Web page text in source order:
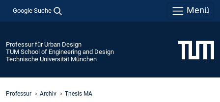
Google Suche Menü
Professur für Urban Design
TUM School of Engineering and Design
Technische Universität München
Professur Archiv Thesis MA